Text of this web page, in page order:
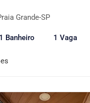
Grande-SP
1 Banheiro 1 Vaga